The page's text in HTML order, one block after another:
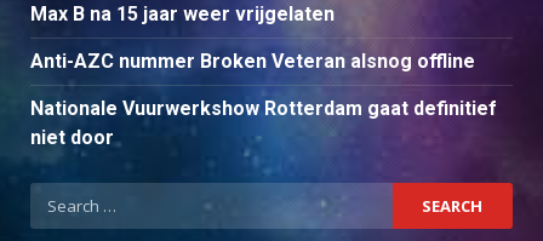
Max B na 15 jaar weer vrijgelaten
Anti-AZC nummer Broken Veteran alsnog offline
Nationale Vuurwerkshow Rotterdam gaat definitief
niet door
Search
for: